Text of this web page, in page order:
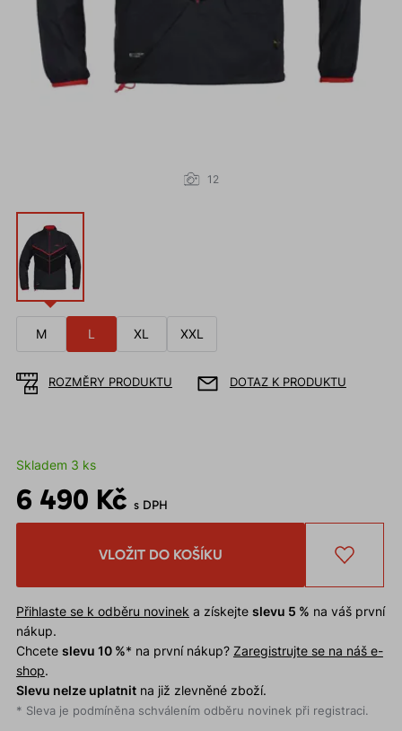
12
M L XL XXL
ROZMĚRY PRODUKTU DOTAZ K PRODUKTU
Skladem 3 ks
6 490 Kč s DPH
VLOŽIT DO KOŠÍKU
Přihlaste se k odběru novinek a získejte slevu 5 % na váš první
nákup.
Chcete slevu 10 %* na první nákup? Zaregistrujte se na náš e-
shop.
Slevu nelze uplatnitna již zlevněné zboží.
* Sleva je podmíněna schválením odběru novinek při registraci.